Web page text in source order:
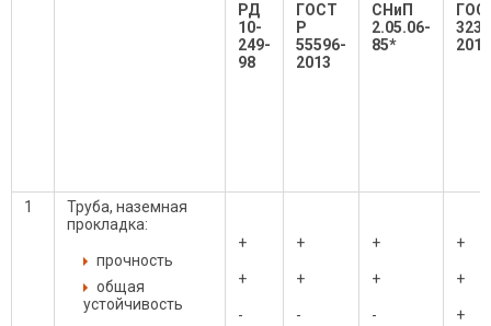
РД
10-
249-
98
ГОСТ
Р
55596-
2013
СНиП
2.05.06-
85*
2013
1
Труба, наземная
прокладка:
прочность
общая
устойчивость
+
+
-
+
+
-
+
+
-
+
+
+